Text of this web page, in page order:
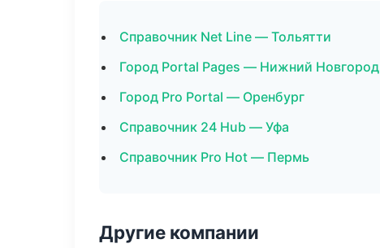
Справочник Net Line — Тольятти
Город Portal Pages — Нижний Новгород
Город Pro Portal — Оренбург
Справочник 24 Hub — Уфа
Справочник Pro Hot — Пермь
Другие компании